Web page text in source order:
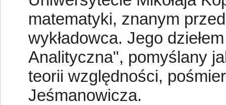
matematyki, znanym
wykładowca. Jego
Analityczna", pomyślany
teorii względności,
Jeśmanowicza.